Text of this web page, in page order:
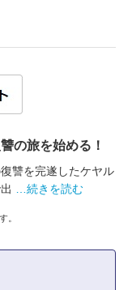
の旅を始める！
讐を完遂したケヤル
…続きを読む
。